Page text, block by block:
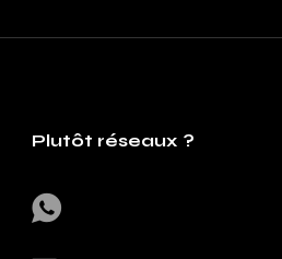
Plutôt réseaux ?